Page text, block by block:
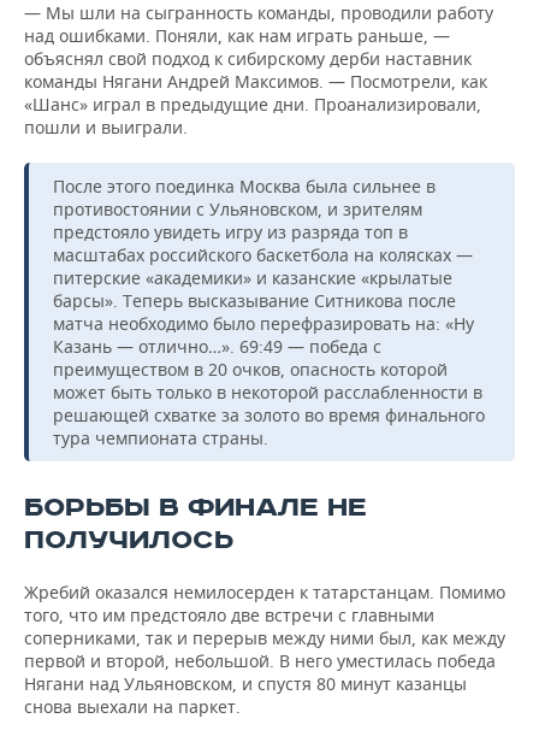
— Мы шли на сыгранность команды, проводили работу
над ошибками. Поняли, как нам играть раньше, —
объяснял свой подход к сибирскому дерби наставник
команды Нягани Андрей Максимов. — Посмотрели, как
«Шанс» играл в предыдущие дни. Проанализировали,
пошли и выиграли.
После этого поединка Москва была сильнее в
противостоянии с Ульяновском, и зрителям
предстояло увидеть игру из разряда топ в
масштабах российского баскетбола на колясках —
питерские «академики» и казанские «крылатые
барсы». Теперь высказывание Ситникова после
матча необходимо было перефразировать на: «Ну
Казань — отлично…». 69:49 — победа с
преимуществом в 20 очков, опасность которой
может быть только в некоторой расслабленности в
решающей схватке за золото во время финального
тура чемпионата страны.
БОРЬБЫ В ФИНАЛЕ НЕ
ПОЛУЧИЛОСЬ
Жребий оказался немилосерден к татарстанцам. Помимо
того, что им предстояло две встречи с главными
соперниками, так и перерыв между ними был, как между
первой и второй, небольшой. В него уместилась победа
Нягани над Ульяновском, и спустя 80 минут казанцы
снова выехали на паркет.